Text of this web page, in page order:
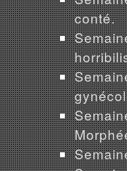
conté.